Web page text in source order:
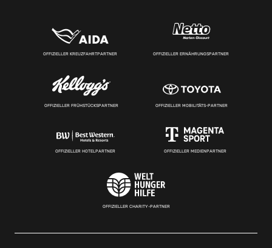
OFFIZIELLER KREUZFAHRTPARTNER OFFIZIELLER ERNÄHRUNGSPARTNER
OFFIZIELLER FRÜHSTÜCKSPARTNER OFFIZIELLER MOBILITÄTS-PARTNER
OFFIZIELLER HOTELPARTNER OFFIZIELLER MEDIENPARTNER
OFFIZIELLER CHARITY-PARTNER